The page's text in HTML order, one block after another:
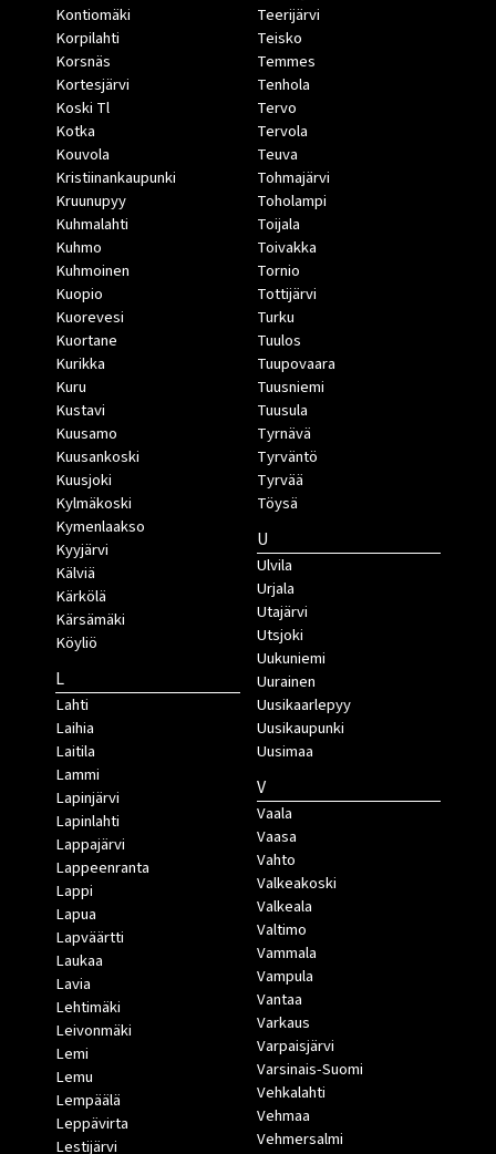
Kontiomäki
Korpilahti
Korsnäs
Kortesjärvi
Koski Tl
Kotka
Kouvola
Kristiinankaupunki
Kruunupyy
Kuhmalahti
Kuhmo
Kuhmoinen
Kuopio
Kuorevesi
Kuortane
Kurikka
Kuru
Kustavi
Kuusamo
Kuusankoski
Kuusjoki
Kylmäkoski
Kymenlaakso
Kyyjärvi
Kälviä
Kärkölä
Kärsämäki
Köyliö
L
Lahti
Laihia
Laitila
Lammi
Lapinjärvi
Lapinlahti
Lappajärvi
Lappeenranta
Lappi
Lapua
Lapväärtti
Laukaa
Lavia
Lehtimäki
Leivonmäki
Lemi
Lemu
Lempäälä
Leppävirta
Lestijärvi
Teerijärvi
Teisko
Temmes
Tenhola
Tervo
Tervola
Teuva
Tohmajärvi
Toholampi
Toijala
Toivakka
Tornio
Tottijärvi
Turku
Tuulos
Tuupovaara
Tuusniemi
Tuusula
Tyrnävä
Tyrväntö
Tyrvää
Töysä
U
Ulvila
Urjala
Utajärvi
Utsjoki
Uukuniemi
Uurainen
Uusikaarlepyy
Uusikaupunki
Uusimaa
V
Vaala
Vaasa
Vahto
Valkeakoski
Valkeala
Valtimo
Vammala
Vampula
Vantaa
Varkaus
Varpaisjärvi
Varsinais-Suomi
Vehkalahti
Vehmaa
Vehmersalmi